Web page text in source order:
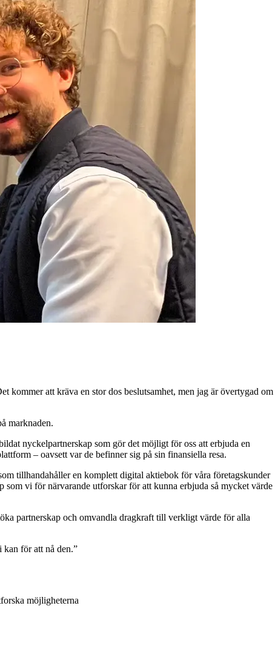
kommer att kräva en stor dos beslutsamhet, men jag är övertygad om
marknaden.
nyckelpartnerskap som gör det möjligt för oss att erbjuda en
– oavsett var de befinner sig på sin finansiella resa.
tillhandahåller en komplett digital aktiebok för våra företagskunder
vi för närvarande utforskar för att kunna erbjuda så mycket värde
partnerskap och omvandla dragkraft till verkligt värde för alla
för att nå den.”
möjligheterna